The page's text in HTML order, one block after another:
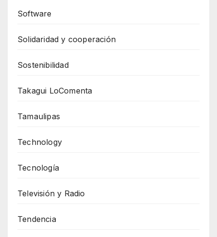
Software
Solidaridad y cooperación
Sostenibilidad
Takagui LoComenta
Tamaulipas
Technology
Tecnología
Televisión y Radio
Tendencia